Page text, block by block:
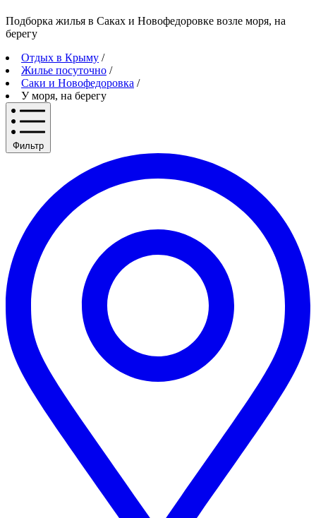
Подборка жилья в Саках и Новофедоровке возле моря, на
берегу
Отдых в Крыму /
Жилье посуточно /
Саки и Новофедоровка /
У моря, на берегу
Фильтр